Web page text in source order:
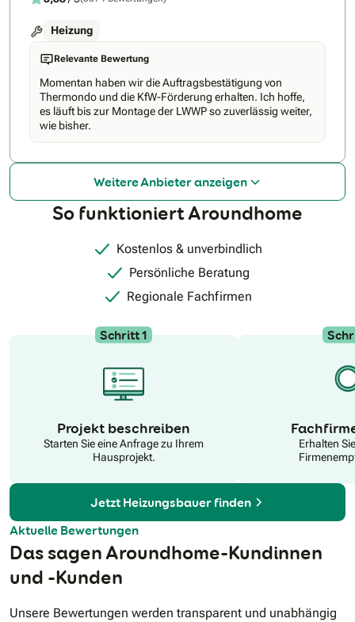
Heizung
Relevante Bewertung
Momentan haben wir die Auftragsbestätigung von
Thermondo und die KfW-Förderung erhalten. Ich hoffe,
es läuft bis zur Montage der LWWP so zuverlässig weiter,
wie bisher.
Weitere Anbieter anzeigen
So funktioniert Aroundhome
Kostenlos & unverbindlich
Persönliche Beratung
Regionale Fachfirmen
Schritt 1
Projekt beschreiben
Starten Sie eine Anfrage zu Ihrem
Hausprojekt.
Erhalten
Jetzt Heizungsbauer finden
Aktuelle Bewertungen
Das sagen Aroundhome-Kundinnen
und -Kunden
Unsere Bewertungen werden transparent und unabhängig